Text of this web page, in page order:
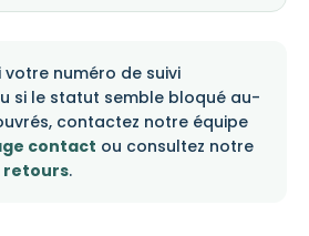
votre numéro de suivi
si le statut semble bloqué au-
contactez notre équipe
contact ou consultez notre
retours.